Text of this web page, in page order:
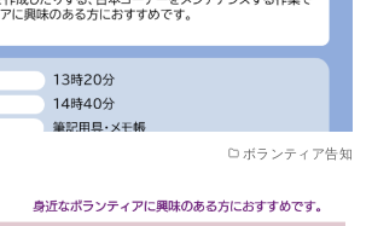
ボランティア告知